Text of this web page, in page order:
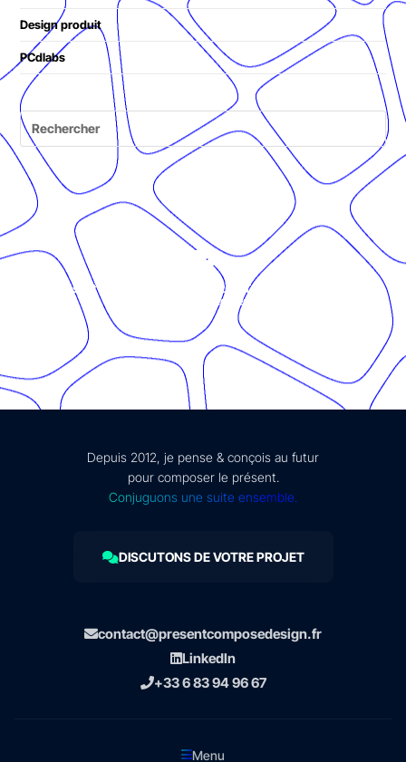
Design produit
PCdlabs
© Présent Composé design - 2024 - Tous droits réservés -
mentions légales
Depuis 2012, je pense & conçois au futur
pour composer le présent.
Conjuguons une suite ensemble.
DISCUTONS DE VOTRE PROJET
contact@presentcomposedesign.fr
LinkedIn
+33 6 83 94 96 67
Menu